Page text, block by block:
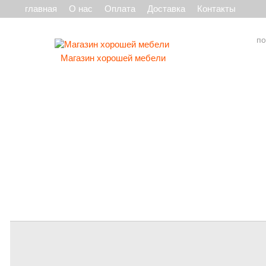
главная О нас Оплата Доставка Контакты
Магазин хорошей мебели